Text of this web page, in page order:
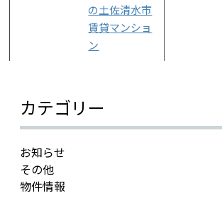
の土佐清水市
賃貸マンショ
ン
カテゴリー
お知らせ
その他
物件情報